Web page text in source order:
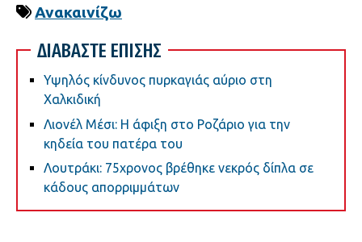
Ανακαινίζω
ΔΙΑΒΑΣΤΕ ΕΠΙΣΗΣ
Υψηλός κίνδυνος πυρκαγιάς αύριο στη
Χαλκιδική
Λιονέλ Μέσι: Η άφιξη στο Ροζάριο για την
κηδεία του πατέρα του
Λουτράκι: 75χρονος βρέθηκε νεκρός δίπλα σε
κάδους απορριμμάτων